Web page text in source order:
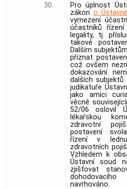
30.
Pro úplnost
zákon o
vymezení
účastníků
legality, tj.
takové
Dalším
přiznat
což ovšem
dokazování
dalších
judikatuře
jako amici
věcně
52/06 oslovil
lékařskou
zdravotní
postavení
řízení v
zdravotních
Vzhledem k
Ústavní soud
zjišťovat
navrhováno.